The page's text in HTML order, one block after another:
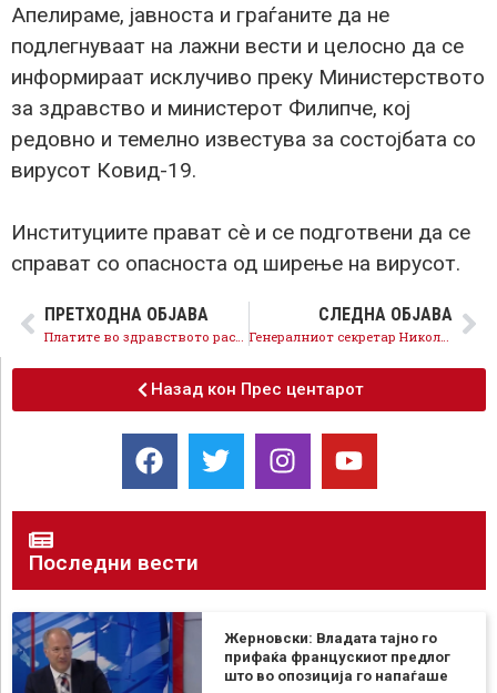
Апелираме, јавноста и граѓаните да не
подлегнуваат на лажни вести и целосно да се
информираат исклучиво преку Министерството
за здравство и министерот Филипче, кој
редовно и темелно известува за состојбата со
вирусот Ковид-19.
Институциите прават сѐ и се подготвени да се
справат со опасноста од ширење на вирусот.
ПРЕТХОДНА ОБЈАВА СЛЕДНА ОБЈАВА
Генералниот секретар Николовски: Со изборот на кандидатите и програмската понуда СДСМ воведе нови стандарди, во интерес на граѓаните
Назад кон Прес центарот
Последни вести
Жерновски: Владата тајно го
прифаќа францускиот предлог
што во опозиција го напаѓаше